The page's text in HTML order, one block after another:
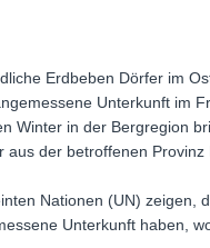
Erdbeben Dörfer im
Unterkunft im
Winter in der Bergregion
aus der betroffenen
Nationen (UN)
Unterkunft haben,